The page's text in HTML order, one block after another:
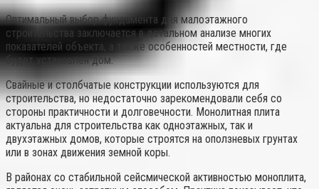
Оптимальный выбор фундамента для малоэтажного
строительства заключается в детальном анализе многих
показателей объекта, а также особенностей местности, где
будет установлен дом.
Свайные и столбчатые конструкции используются для
строительства, но недостаточно зарекомендовали себя со
стороны практичности и долговечности. Монолитная плита
актуальна для строительства как одноэтажных, так и
двухэтажных домов, которые строятся на оползневых грунтах
или в зонах движения земной коры.
В районах со стабильной сейсмической активностью моноплита,